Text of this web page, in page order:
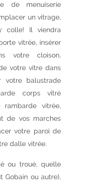
de menuiserie
un vitrage,
colle! Il viendra
vitrée, insérer
votre cloison,
votre vitre dans
votre balustrade
corps vitré
rambarde vitrée,
de vos marches
votre paroi de
dalle vitrée.
ou troué, quelle
Gobain ou autre),